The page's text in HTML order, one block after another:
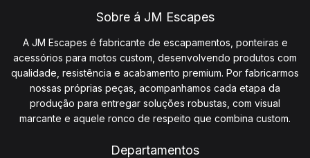
Sobre á JM Escapes
A JM Escapes é fabricante de escapamentos, ponteiras e
acessórios para motos custom, desenvolvendo produtos com
qualidade, resistência e acabamento premium. Por fabricarmos
nossas próprias peças, acompanhamos cada etapa da
produção para entregar soluções robustas, com visual
marcante e aquele ronco de respeito que combina custom.
Departamentos